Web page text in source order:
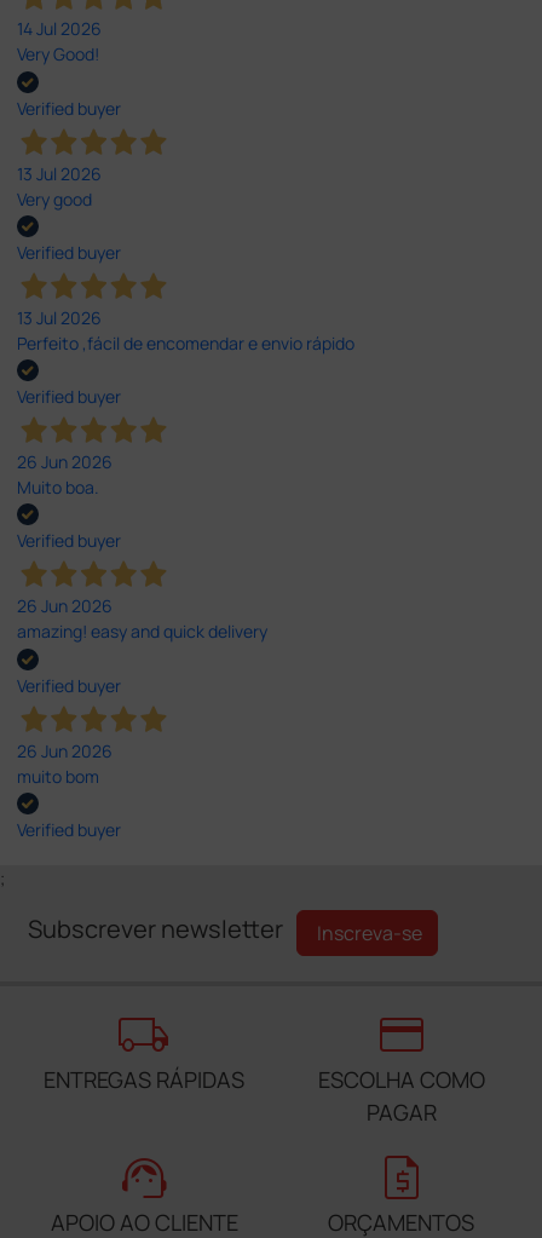
14 Jul 2026
Very Good!
Verified buyer
13 Jul 2026
Very good
Verified buyer
13 Jul 2026
Perfeito ,fácil de encomendar e envio rápido
Verified buyer
26 Jun 2026
Muito boa.
Verified buyer
26 Jun 2026
amazing! easy and quick delivery
Verified buyer
26 Jun 2026
muito bom
Verified buyer
;
Subscrever newsletter Inscreva-se
local_shipping
ENTREGAS RÁPIDAS
credit_card
ESCOLHA COMO
PAGAR
support_agent
APOIO AO CLIENTE
request_quote
ORÇAMENTOS